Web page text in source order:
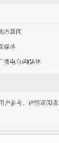
方新闻
媒体
播电台/融媒体
户参考。详情请阅读